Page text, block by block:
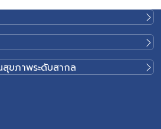
รขณะถ่าย โดยทั่วไป หากเด็ก
จจาระยังนิ่ม ถ่ายออกได้เอง
ว่าผิดปกติ แต่หากถ่ายน้อย
าระแข็ง เบ่งนาน เจ็บขณะ
อาจเข้าข่ายภาวะเด็กท้องผูก
ถ่ายน้อยลงได้โดยไม่ผิดปกติ
ไม่มีอาการไม่สบาย แต่หาก
องอืด อาเจียน หรือซึมลง
ะท้องผูกในเด็ก 1. พฤติกรรม
สัมผั
รวม
พื้นที่
อาก
ปร
ประ
ขภาพระดับสากล